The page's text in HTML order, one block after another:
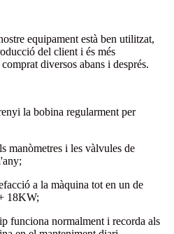
equipament està ben utilitzat,
del client i és més
diversos abans i després.
la bobina regularment per
manòmetres i les vàlvules de
a la màquina tot en un de
18KW;
funciona normalment i recorda als